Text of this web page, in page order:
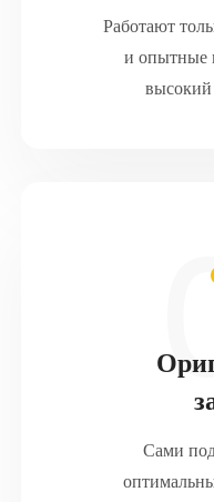
Работают
и опытные
высокий
Сами